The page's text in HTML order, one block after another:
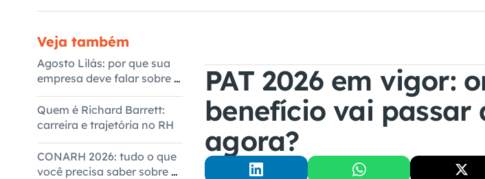
Veja também
Agosto Lilás: por que sua
empresa deve falar sobre o
tema
Quem é Richard Barrett:
carreira e trajetória no RH
CONARH 2026: tudo o que
você precisa saber sobre o
PAT 2026 em vigor:
benefício vai
agora?